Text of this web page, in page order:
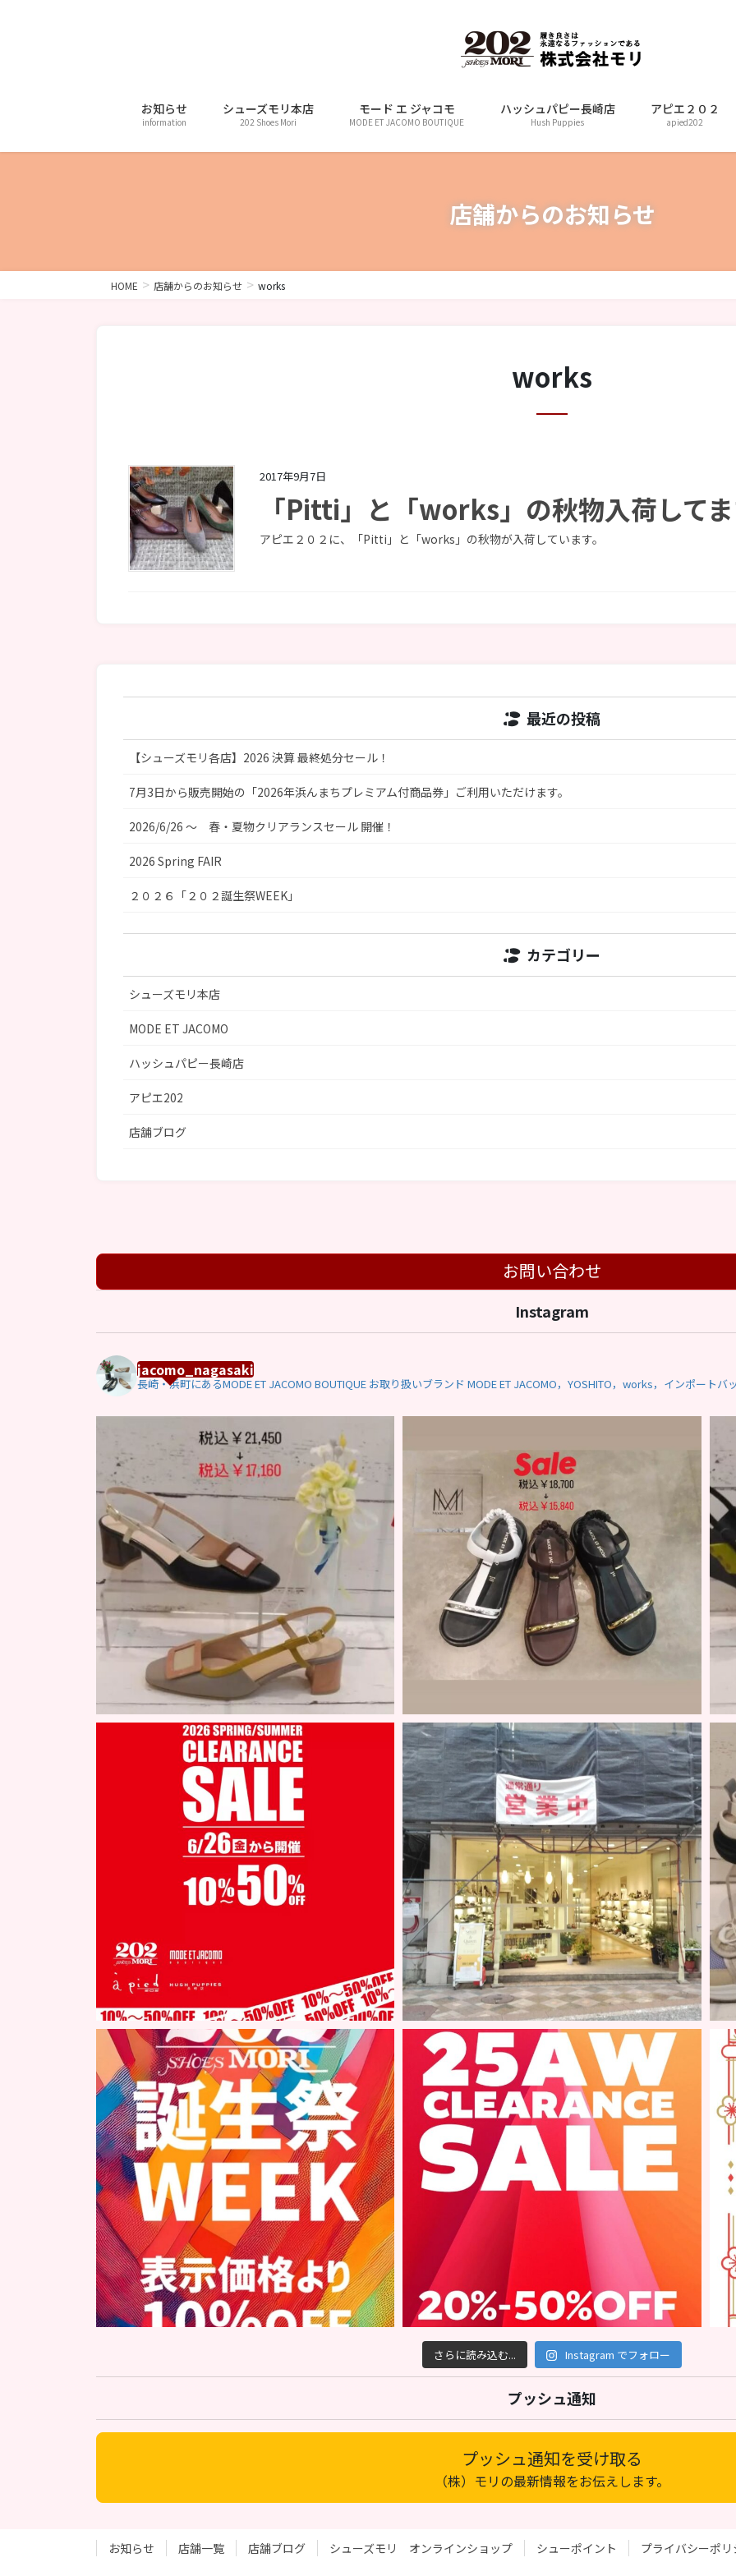
動
に
お知らせ
information
シューズモリ本店
202 Shoes Mori
モード エ ジャコモ
MODE ET JACOMO BOUTIQUE
ハッシュパピー長崎店
Hush Puppies
アピエ２０２
apied202
店舗からのお知らせ
HOME 店舗からのお知らせ works
works
2017年9月7日
「Pitti」と「works」の秋物入荷して
アピエ２０２に、「Pitti」と「works」の秋物が入荷しています。
最近の投稿
【シューズモリ各店】2026 決算 最終処分セール！
7月3日から販売開始の「2026年浜んまちプレミアム付商品券」ご利用いただけます。
2026/6/26 ～ 春・夏物クリアランスセール 開催！
2026 Spring FAIR
２０２６「２０２誕生祭WEEK」
カテゴリー
シューズモリ本店
MODE ET JACOMO
ハッシュパピー長崎店
アピエ202
店舗ブログ
お問い合わせ
Instagram
jacomo_nagasaki
長崎・浜町にあるMODE ET JACOMO BOUTIQUE お取り扱いブランド MODE ET JACOMO，YOSHITO，works，インポートバ
さらに読み込む... Instagram でフォロー
プッシュ通知
プッシュ通知を受け取る
（株）モリの最新情報をお伝えします。
お知らせ 店舗一覧 店舗ブログ シューズモリ オンラインショップ シューポイント プライバシーポリ